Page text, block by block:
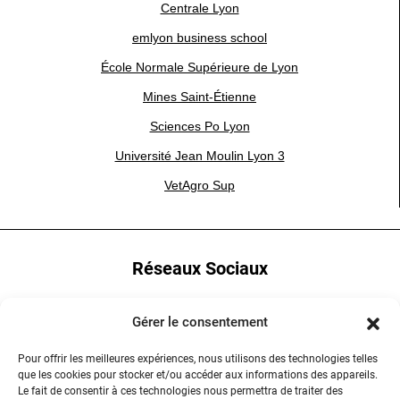
Gérer le consentement
Pour offrir les meilleures expériences, nous utilisons des technologies telles
que les cookies pour stocker et/ou accéder aux informations des appareils.
Le fait de consentir à ces technologies nous permettra de traiter des
Centrale Lyon
emlyon business school
École Normale Supérieure de Lyon
Mines Saint-Étienne
Sciences Po Lyon
Université Jean Moulin Lyon 3
VetAgro Sup
Réseaux Sociaux
Instagram